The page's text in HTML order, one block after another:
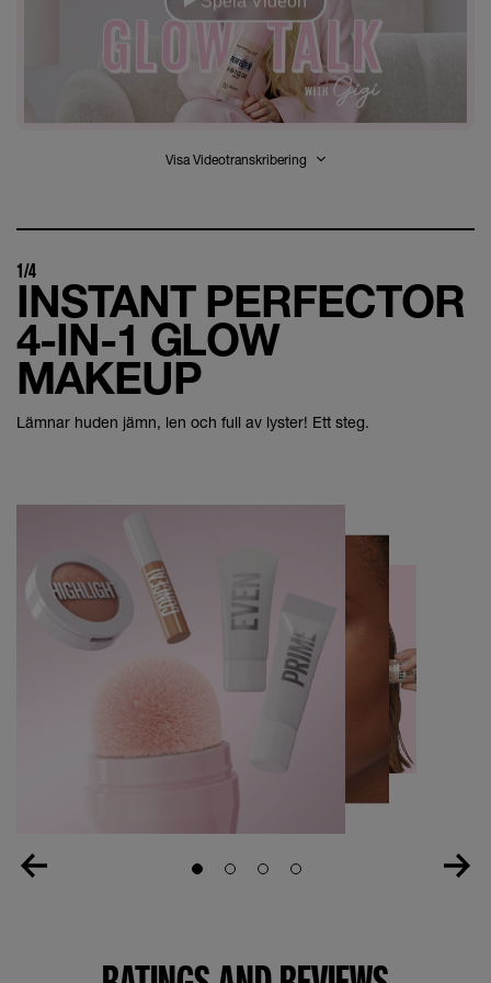
Visa Videotranskribering
1/4
INSTANT PERFECTOR
4-IN-1 GLOW
MAKEUP
Lämnar huden jämn, len och full av lyster! Ett steg.
Slide 1Slide 2Slide 3Slide 4